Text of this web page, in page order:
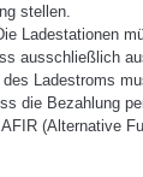
stellen.
Ladestationen
ausschließlich
des Ladestroms
die Bezahlung
AFIR (Alternative